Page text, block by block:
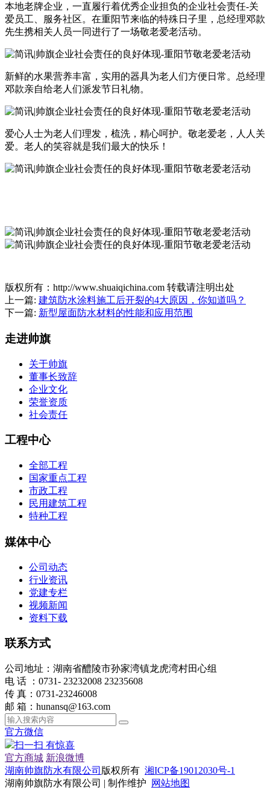
本地老牌企业，一直履行着优秀企业担负的企业社会责任-关
爱员工、服务社区。在重阳节来临的特殊日子里，总经理邓款
先生携相关人员一同进行了一场敬老爱老活动。
新鲜的水果营养丰富，实用的器具为老人们方便日常。总经理
邓款亲自给老人们派发节日礼物。
爱心人士为老人们理发，梳洗，精心呵护。敬老爱老，人人关
爱。老人的笑容就是我们最大的快乐！
版权所有：http://www.shuaiqichina.com 转载请注明出处
上一篇: 建筑防水涂料施工后开裂的4大原因，你知道吗？
下一篇: 新型屋面防水材料的性能和应用范围
走进帅旗
关于帅旗
董事长致辞
企业文化
荣誉资质
社会责任
工程中心
全部工程
国家重点工程
市政工程
民用建筑工程
特种工程
媒体中心
公司动态
行业资讯
党建专栏
视频新闻
资料下载
联系方式
公司地址：湖南省醴陵市孙家湾镇龙虎湾村田心组
电 话 ：0731- 23232008 23235608
传 真：0731-23246008
邮 箱：hunansq@163.com
官方微信
扫一扫 有惊喜
官方商城 新浪微博
湖南帅旗防水有限公司 版权所有 湘ICP备19012030号-1
湖南帅旗防水有限公司 | 制作维护
网站地图